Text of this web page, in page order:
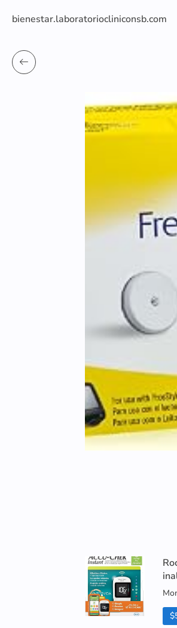
bienestar.laboratoriocliniconsb.com